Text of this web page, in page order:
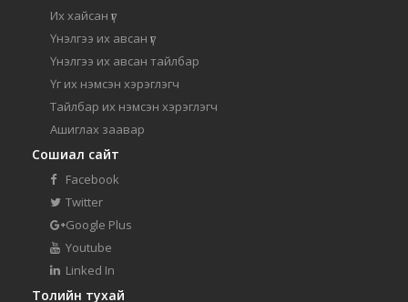
Их хайсан үг
Үнэлгээ их авсан үг
Үнэлгээ их авсан тайлбар
Үг их нэмсэн хэрэглэгч
Тайлбар их нэмсэн хэрэглэгч
Ашиглах заавар
Сошиал сайт
Facebook
Twitter
Google Plus
Youtube
Linked In
Толийн тухай